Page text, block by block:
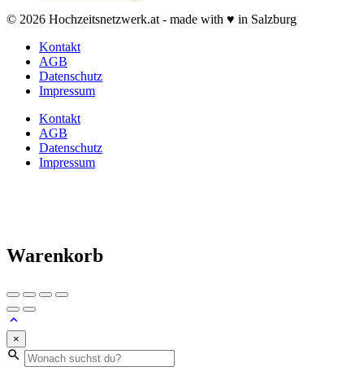
© 2026 Hochzeitsnetzwerk.at - made with ♥ in Salzburg
Kontakt
AGB
Datenschutz
Impressum
Kontakt
AGB
Datenschutz
Impressum
Warenkorb
×